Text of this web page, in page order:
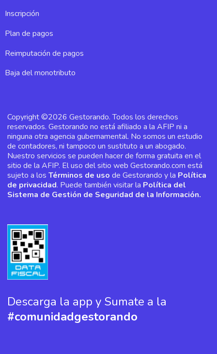
Inscripción
Plan de pagos
Reimputación de pagos
Baja del monotributo
Copyright ©2026 Gestorando. Todos los derechos
reservados. Gestorando no está afiliado a la AFIP ni a
ninguna otra agencia gubernamental. No somos un estudio
de contadores, ni tampoco un sustituto a un abogado.
Nuestro servicios se pueden hacer de forma gratuita en el
sitio de la AFIP. El uso del sitio web Gestorando.com está
sujeto a los Términos de uso de Gestorando y la Política
de privacidad. Puede también visitar la Política del
Sistema de Gestión de Seguridad de la Información.
Descarga la app y Sumate a la
#comunidadgestorando